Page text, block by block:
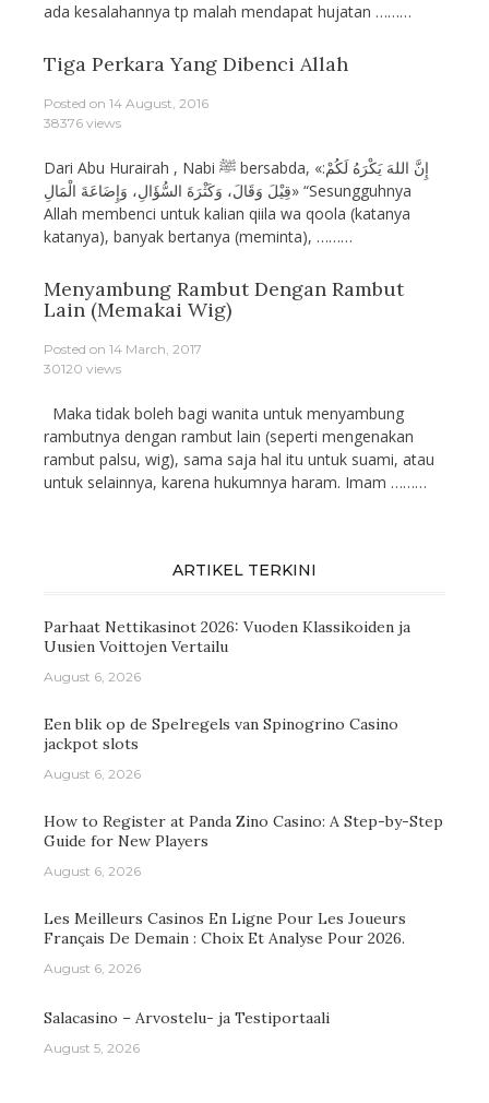
ada kesalahannya tp malah mendapat hujatan ………
Tiga Perkara Yang Dibenci Allah
Posted on 14 August, 2016
38376 views
Dari Abu Hurairah , Nabi ﷺ bersabda, «إِنَّ اللهَ يَكْرَهُ لَكُمْ:
قِيْلَ وَقَالَ، وَكَثْرَةَ السُّؤَالِ، وَإِضَاعَةَ الْمَالِ» “Sesungguhnya
Allah membenci untuk kalian qiila wa qoola (katanya
katanya), banyak bertanya (meminta), ………
Menyambung Rambut Dengan Rambut
Lain (Memakai Wig)
Posted on 14 March, 2017
30120 views
Maka tidak boleh bagi wanita untuk menyambung
rambutnya dengan rambut lain (seperti mengenakan
rambut palsu, wig), sama saja hal itu untuk suami, atau
untuk selainnya, karena hukumnya haram. Imam ………
ARTIKEL TERKINI
Parhaat Nettikasinot 2026: Vuoden Klassikoiden ja
Uusien Voittojen Vertailu
August 6, 2026
Een blik op de Spelregels van Spinogrino Casino
jackpot slots
August 6, 2026
How to Register at Panda Zino Casino: A Step-by-Step
Guide for New Players
August 6, 2026
Les Meilleurs Casinos En Ligne Pour Les Joueurs
Français De Demain : Choix Et Analyse Pour 2026.
August 6, 2026
Salacasino – Arvostelu- ja Testiportaali
August 5, 2026